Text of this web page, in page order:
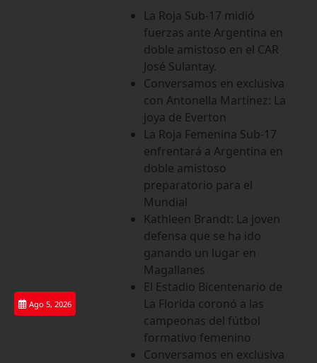
Ago 5, 2026
La Roja Sub-17 midió
fuerzas ante Argentina en
doble amistoso en el CAR
José Sulantay.
Conversamos en exclusiva
con Antonella Martínez: La
joya de Everton
La Roja Femenina Sub-17
enfrentará a Argentina en
doble amistoso
preparatorio para el
Mundial
Kathleen Brandt: La joven
defensa que se ha ido
ganando un lugar en
Magallanes
El Estadio Bicentenario de
La Florida coronó a las
campeonas del fútbol
formativo femenino
Conversamos en exclusiva